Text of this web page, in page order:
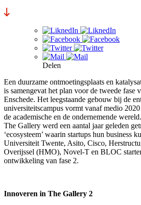
Delen
Een duurzame ontmoetingsplaats en
is samengevat het plan voor de tweede fase
Enschede. Het leegstaande gebouw bij de
universiteitscampus vormt vanaf medio
de academische en de ondernemende
The Gallery werd een aantal jaar geleden
‘ecosysteem’ waarin startups hun business
Universiteit Twente, Asito, Cisco,
Overijssel (HMO), Novel-T en BLOC
ontwikkeling van fase 2.
Innoveren in The Gallery 2